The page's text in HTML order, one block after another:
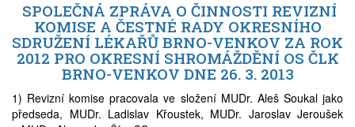
SPOLEČNÁ ZPRÁVA O ČINNOSTI REVIZNÍ
KOMISE A ČESTNÉ RADY OKRESNÍHO
SDRUŽENÍ LÉKAŘŮ BRNO-VENKOV ZA ROK
2012 PRO OKRESNÍ SHROMÁŽDĚNÍ OS ČLK
BRNO-VENKOV DNE 26. 3. 2013
1) Revizní komise pracovala ve složení MUDr. Aleš Soukal jako
předseda, MUDr. Ladislav Křoustek, MUDr. Jaroslav Jeroušek